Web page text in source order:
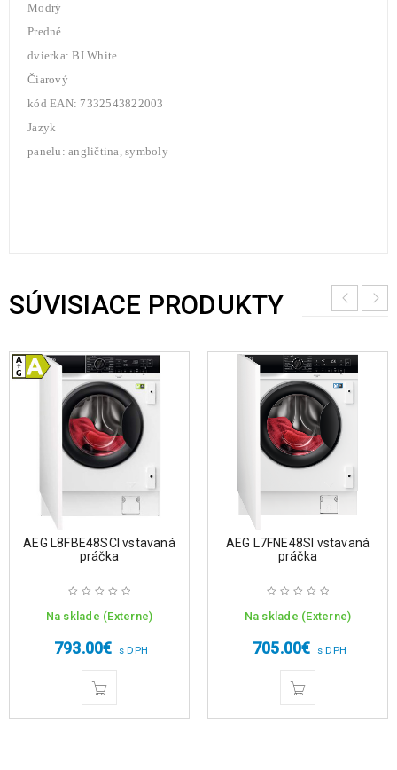
Modrý
Predné
dvierka: BI White
Čiarový
kód EAN: 7332543822003
Jazyk
panelu: angličtina, symboly
SÚVISIACE PRODUKTY
AEG L8FBE48SCI vstavaná
práčka
Na sklade (Externe)
793.00€ s DPH
AEG L7FNE48SI vstavaná
práčka
Na sklade (Externe)
705.00€ s DPH